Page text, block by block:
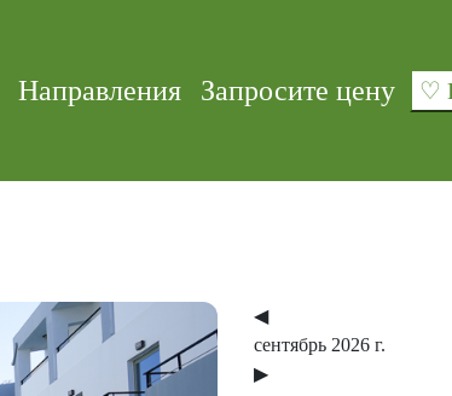
Направления Запросите цену
◀
сентябрь 2026 г.
▶